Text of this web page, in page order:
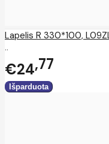
Lapelis R 330*100,
..
€24 77